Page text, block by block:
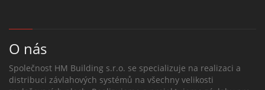
O nás
Společnost HM Building s.r.o. se specializuje na realizaci a
distribuci závlahových systémů na všechny velikosti